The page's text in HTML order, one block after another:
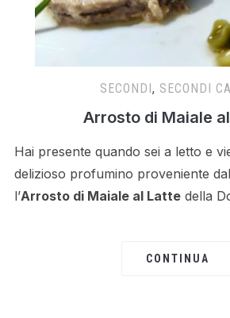
SECONDI, SECONDI
Arrosto di Maiale
Hai presente quando sei a letto e
delizioso profumino proveniente
l’Arrosto di Maiale al Lattedella
CONTINUA